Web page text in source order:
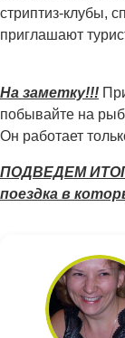
стриптиз-клубы,
приглашают
На заметку!!!
побывайте на
Он работает
ПОДВЕДЕМ
поездка в